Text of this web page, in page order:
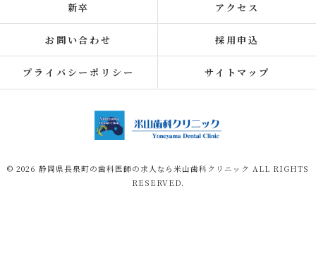
新卒 アクセス
お問い合わせ 採用申込
プライバシーポリシー サイトマップ
© 2026 静岡県長泉町の歯科医師の求人なら米山歯科クリニック ALL RIGHTS
RESERVED.